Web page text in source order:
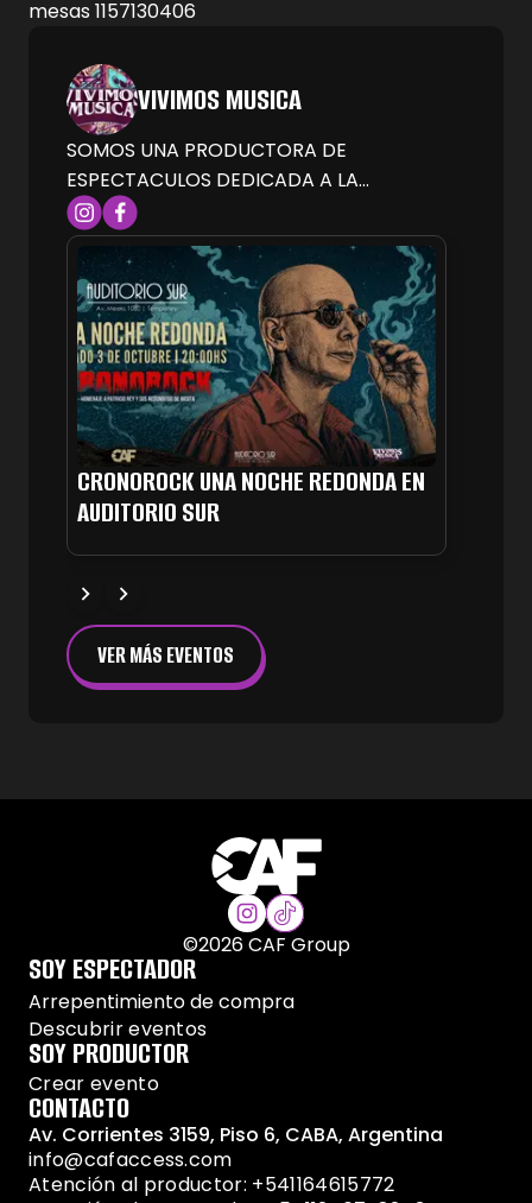
mesas 1157130406
VIVIMOS MUSICA
SOMOS UNA PRODUCTORA DE
ESPECTACULOS DEDICADA A LA
PRODUCCION, BOOKING Y MANAGEMENT
DE ARTISTAS NACIONALES E
INTERNACIONALES.
CRONOROCK UNA NOCHE REDONDA EN
AUDITORIO SUR
VER MÁS EVENTOS
©2026CAF Group
SOY ESPECTADOR
Arrepentimiento de compra
Descubrir eventos
SOY PRODUCTOR
Crear evento
CONTACTO
Av. Corrientes 3159, Piso 6, CABA, Argentina
info@cafaccess.com
Atención al productor: +541164615772